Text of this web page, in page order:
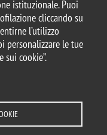
istituzionale. Puoi
cliccando su
l’utilizzo
personalizzare le tue
sui cookie”.
accessibilità
Statistiche
A...